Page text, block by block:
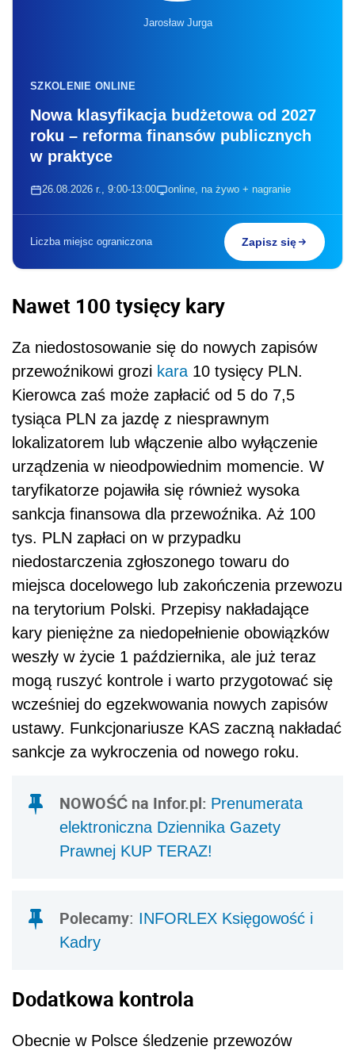
Jarosław Jurga
SZKOLENIE ONLINE
Nowa klasyfikacja budżetowa od 2027
roku – reforma finansów publicznych
w praktyce
26.08.2026 r., 9:00-13:00 online, na żywo + nagranie
Liczba miejsc ograniczona Zapisz się
Nawet 100 tysięcy kary
Za niedostosowanie się do nowych zapisów
przewoźnikowi grozi kara 10 tysięcy PLN.
Kierowca zaś może zapłacić od 5 do 7,5
tysiąca PLN za jazdę z niesprawnym
lokalizatorem lub włączenie albo wyłączenie
urządzenia w nieodpowiednim momencie. W
taryfikatorze pojawiła się również wysoka
sankcja finansowa dla przewoźnika. Aż 100
tys. PLN zapłaci on w przypadku
niedostarczenia zgłoszonego towaru do
miejsca docelowego lub zakończenia przewozu
na terytorium Polski. Przepisy nakładające
kary pieniężne za niedopełnienie obowiązków
weszły w życie 1 października, ale już teraz
mogą ruszyć kontrole i warto przygotować się
wcześniej do egzekwowania nowych zapisów
ustawy. Funkcjonariusze KAS zaczną nakładać
sankcje za wykroczenia od nowego roku.
NOWOŚĆ na Infor.pl: Prenumerata
elektroniczna Dziennika Gazety
Prawnej KUP TERAZ!
Polecamy: INFORLEX Księgowość i
Kadry
Dodatkowa kontrola
Obecnie w Polsce śledzenie przewozów